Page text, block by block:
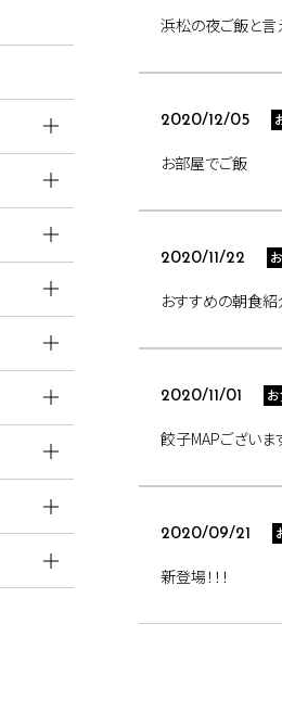
浜松の夜ご飯と言
2020/12/05
お部屋でご飯
2020/11/22
おすすめの朝食紹介
2020/11/01
餃子MAPございま
2020/09/21
新登場！！！